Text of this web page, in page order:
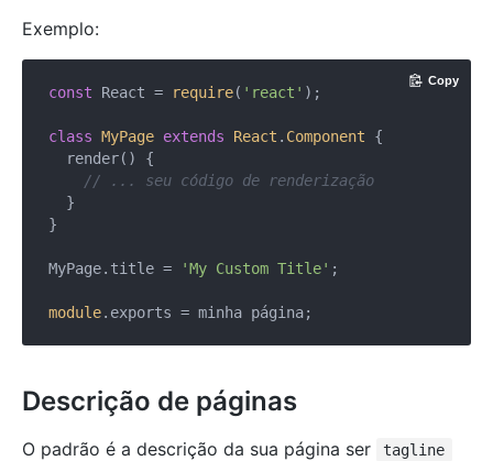
Exemplo:
const React = require( 'react' );
class MyPage extends React . Component
{
  render() {
// ... seu código de renderização
  }
}
MyPage.title = 'My Custom Title' ;
module
Copy
Descrição de páginas
O padrão é a descrição da sua página ser tagline